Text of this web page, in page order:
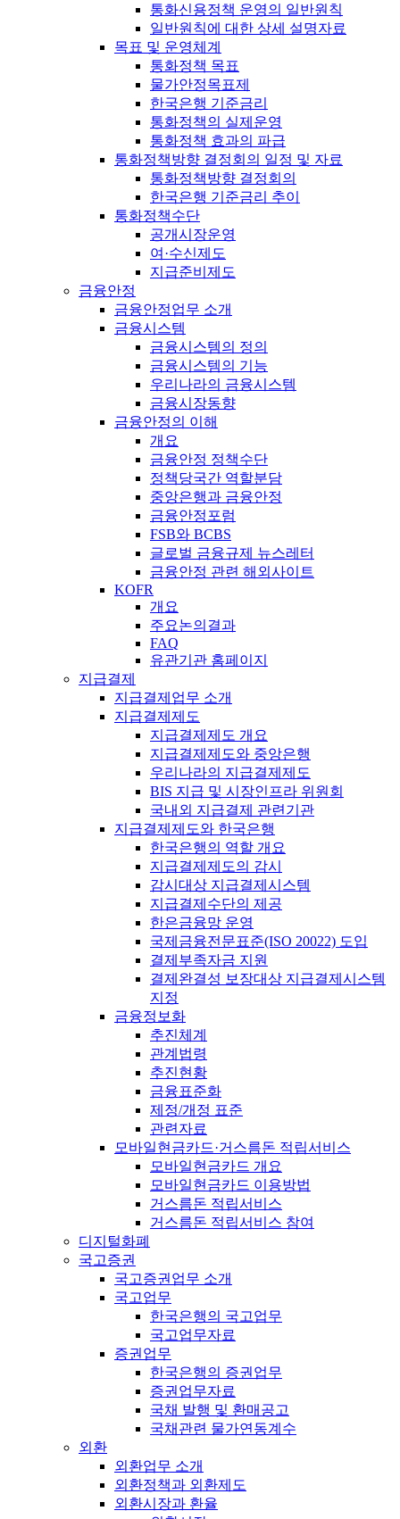
통화신용정책 운영의 일반원칙
일반원칙에 대한 상세 설명자료
목표 및 운영체계
통화정책 목표
물가안정목표제
한국은행 기준금리
통화정책의 실제운영
통화정책 효과의 파급
통화정책방향 결정회의 일정 및 자료
통화정책방향 결정회의
한국은행 기준금리 추이
통화정책수단
공개시장운영
여·수신제도
지급준비제도
금융안정
금융안정업무 소개
금융시스템
금융시스템의 정의
금융시스템의 기능
우리나라의 금융시스템
금융시장동향
금융안정의 이해
개요
금융안정 정책수단
정책당국간 역할분담
중앙은행과 금융안정
금융안정포럼
FSB와 BCBS
글로벌 금융규제 뉴스레터
금융안정 관련 해외사이트
KOFR
개요
주요논의결과
FAQ
유관기관 홈페이지
지급결제
지급결제업무 소개
지급결제제도
지급결제제도 개요
지급결제제도와 중앙은행
우리나라의 지급결제제도
BIS 지급 및 시장인프라 위원회
국내외 지급결제 관련기관
지급결제제도와 한국은행
한국은행의 역할 개요
지급결제제도의 감시
감시대상 지급결제시스템
지급결제수단의 제공
한은금융망 운영
국제금융전문표준(ISO 20022) 도입
결제부족자금 지원
결제완결성 보장대상 지급결제시스템
지정
금융정보화
추진체계
관계법령
추진현황
금융표준화
제정/개정 표준
관련자료
모바일현금카드·거스름돈 적립서비스
모바일현금카드 개요
모바일현금카드 이용방법
거스름돈 적립서비스
거스름돈 적립서비스 참여
디지털화폐
국고증권
국고증권업무 소개
국고업무
한국은행의 국고업무
국고업무자료
증권업무
한국은행의 증권업무
증권업무자료
국채 발행 및 환매공고
국채관련 물가연동계수
외환
외환업무 소개
외환정책과 외환제도
외환시장과 환율